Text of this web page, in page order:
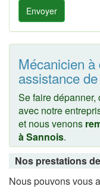
Envoyer
Mécanicien
assistance
Se faire dépanner,
avec notre
et nous venons
à Sannois.
Nos prestations
Nous pouvons vous